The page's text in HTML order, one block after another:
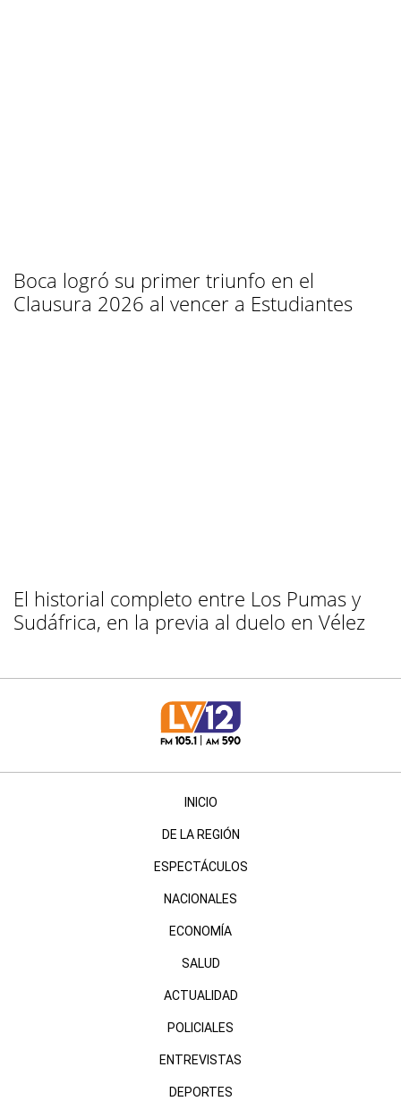
Boca logró su primer triunfo en el
Clausura 2026 al vencer a Estudiantes
El historial completo entre Los Pumas y
Sudáfrica, en la previa al duelo en Vélez
INICIO
DE LA REGIÓN
ESPECTÁCULOS
NACIONALES
ECONOMÍA
SALUD
ACTUALIDAD
POLICIALES
ENTREVISTAS
DEPORTES